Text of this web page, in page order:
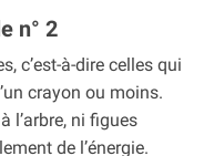
n° 2
c’est-à-dire celles qui
crayon ou moins.
l’arbre, ni figues
de l’énergie.